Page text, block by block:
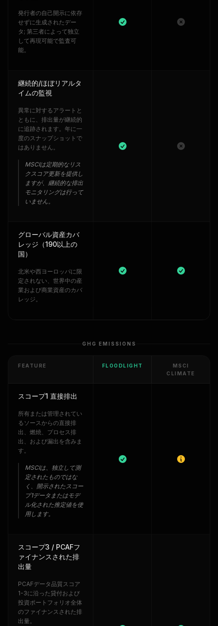
発行者の自己開示に依存
せずに生成されたデー
タ; 第三者によって独立
して再現可能で監査可
能。
継続的/ほぼリアルタ
イムの監視
異常に対するアラートと
ともに、排出量が継続的
に追跡されます。年に一
度のスナップショットで
はありません。
MSCIは定期的なリス
クスコア更新を提供し
ますが、継続的な排出
モニタリングは行って
いません。
グローバル資産カバ
レッジ（190以上の
国）
北米や西ヨーロッパに限
定されない、世界中の産
業および商業資産のカバ
レッジ。
GHG EMISSIONS
FEATURE FLOODLIGHT
MSCI
CLIMATE
スコープ1 直接排出
所有または管理されてい
るソースからの直接排
出、燃焼、プロセス排
出、および漏出を含みま
す。
MSCIは、独立して測
定されたものではな
く、開示されたスコー
プ1データまたはモデ
ル化された推定値を使
用します。
スコープ3 / PCAFフ
ァイナンスされた排
出量
PCAFデータ品質スコア
1-3に沿った貸付および
投資ポートフォリオ全体
のファイナンスされた排
出量。